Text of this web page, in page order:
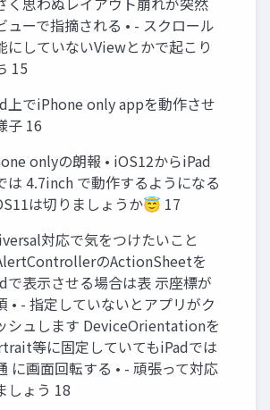
ューで指摘される • - スクロール
にしていないViewとかで起こり
15
上でiPhone only appを動作させ
子 16
onlyの朗報 • iOS12からiPad
は 4.7inch で動作するようになる
は切りましょうか😇 17
対応で気をつけたいこと
のActionSheetを
で表示させる場合は表 示座標が
• - 指定していないとアプリがク
シュします DeviceOrientationを
等に固定していてもiPadでは
に画面回転する • - 頑張って対応
しょう 18